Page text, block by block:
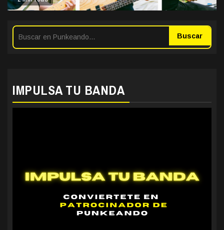
Buscar
IMPULSA TU BANDA